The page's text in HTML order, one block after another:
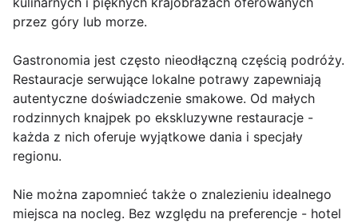
przez góry lub morze.
Gastronomia jest często nieodłączną częścią podróży.
Restauracje serwujące lokalne potrawy zapewniają
autentyczne doświadczenie smakowe. Od małych
rodzinnych knajpek po ekskluzywne restauracje -
każda z nich oferuje wyjątkowe dania i specjały
regionu.
Nie można zapomnieć także o znalezieniu idealnego
miejsca na nocleg. Bez względu na preferencje - hotel